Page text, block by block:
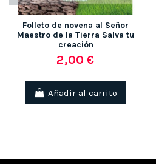
Folleto de novena al Señor
Maestro de la Tierra Salva tu
creación
2,00 €
Añadir al carrito